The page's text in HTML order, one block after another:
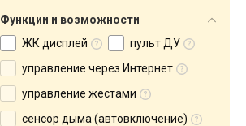
Функции и возможности
ЖК дисплей
пульт ДУ
управление через Интернет
управление жестами
сенсор дыма (автовключение)